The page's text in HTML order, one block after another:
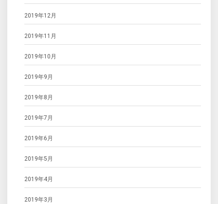
2019年12月
2019年11月
2019年10月
2019年9月
2019年8月
2019年7月
2019年6月
2019年5月
2019年4月
2019年3月